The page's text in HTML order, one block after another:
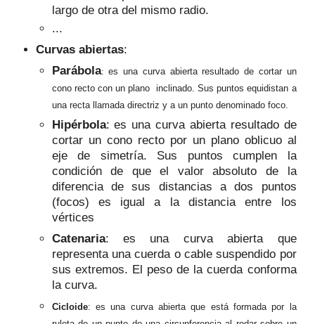
largo de otra del mismo radio.
...
Curvas abiertas:
Parábola: es una curva abierta resultado de cortar un
cono recto con un plano inclinado. Sus puntos equidistan a
una recta llamada directriz y a un punto denominado foco.
Hipérbola: es una curva abierta resultado de
cortar un cono recto por un plano oblicuo al
eje de simetría. Sus puntos cumplen la
condición de que el valor absoluto de la
diferencia de sus distancias a dos puntos
(focos) es igual a la distancia entre los
vértices
Catenaria: es una curva abierta que
representa una cuerda o cable suspendido por
sus extremos. El peso de la cuerda conforma
lacurva.
Cicloide: es una curva abierta que está formada por la